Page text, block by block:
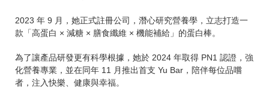
2023 年 9 月，她正式註冊公司，潛心研究營養學，立志打造一
款「高蛋白 × 減糖 × 膳食纖維 × 機能補給」的蛋白棒。
為了讓產品研發更有科學根據，她於 2024 年取得 PN1 認證，強
化營養專業，並在同年 11 月推出首支 Yu Bar，陪伴每位品嚐
者，注入快樂、健康與幸福。